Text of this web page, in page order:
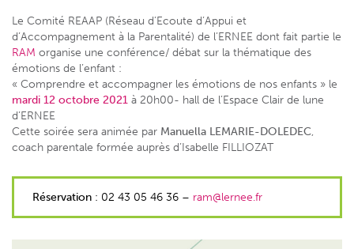
Le Comité REAAP (Réseau d’Ecoute d’Appui et
d’Accompagnement à la Parentalité) de l’ERNEE dont fait partie le
RAM organise une conférence/ débat sur la thématique des
émotions de l’enfant :
« Comprendre et accompagner les émotions de nos enfants » le
mardi 12 octobre 2021 à 20h00- hall de l’Espace Clair de lune
d’ERNEE
Cette soirée sera animée par Manuella LEMARIE-DOLEDEC,
coach parentale formée auprès d’Isabelle FILLIOZAT
Réservation: 02 43 05 46 36 – ram@lernee.fr